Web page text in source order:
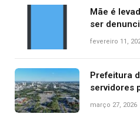
Mãe é
ser
contra dois
fevereiro 11,
Prefeitura
servidores
de folga na
março 27, 2026